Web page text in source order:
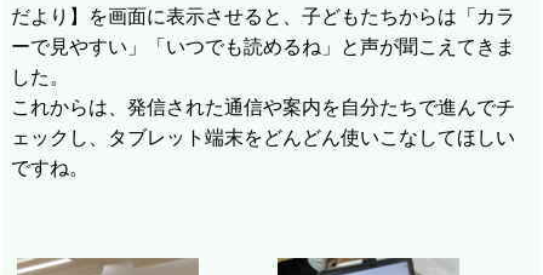
だより】を画面に表示させると、子どもたちからは「カラ
ーで見やすい」「いつでも読めるね」と声が聞こえてきま
した。
これからは、発信された通信や案内を自分たちで進んでチ
ェックし、タブレット端末をどんどん使いこなしてほしい
ですね。